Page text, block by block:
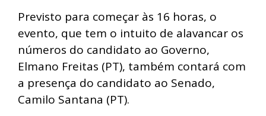
Previsto para começar às 16 horas, o
evento, que tem o intuito de alavancar os
números do candidato ao Governo,
Elmano Freitas (PT), também contará com
a presença do candidato ao Senado,
Camilo Santana (PT).